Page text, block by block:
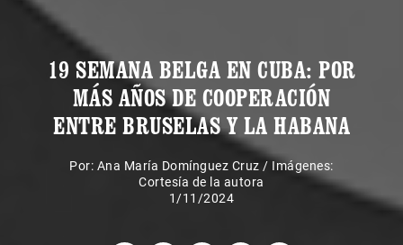
19 SEMANA BELGA EN CUBA: POR
MÁS AÑOS DE COOPERACIÓN
ENTRE BRUSELAS Y LA HABANA
Por: Ana María Domínguez Cruz / Imágenes:
Cortesía de la autora
1/11/2024